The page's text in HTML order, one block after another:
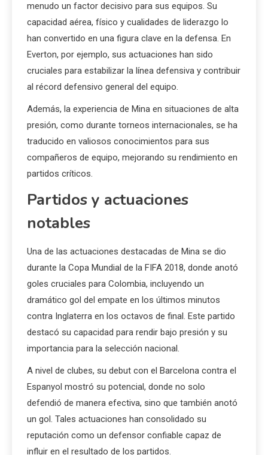
menudo un factor decisivo para sus equipos. Su
capacidad aérea, físico y cualidades de liderazgo lo
han convertido en una figura clave en la defensa. En
Everton, por ejemplo, sus actuaciones han sido
cruciales para estabilizar la línea defensiva y contribuir
al récord defensivo general del equipo.
Además, la experiencia de Mina en situaciones de alta
presión, como durante torneos internacionales, se ha
traducido en valiosos conocimientos para sus
compañeros de equipo, mejorando su rendimiento en
partidos críticos.
Partidos y actuaciones
notables
Una de las actuaciones destacadas de Mina se dio
durante la Copa Mundial de la FIFA 2018, donde anotó
goles cruciales para Colombia, incluyendo un
dramático gol del empate en los últimos minutos
contra Inglaterra en los octavos de final. Este partido
destacó su capacidad para rendir bajo presión y su
importancia para la selección nacional.
A nivel de clubes, su debut con el Barcelona contra el
Espanyol mostró su potencial, donde no solo
defendió de manera efectiva, sino que también anotó
un gol. Tales actuaciones han consolidado su
reputación como un defensor confiable capaz de
influir en el resultado de los partidos.